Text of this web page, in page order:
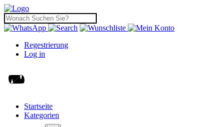
Regestrierung
Log in
Startseite
Kategorien